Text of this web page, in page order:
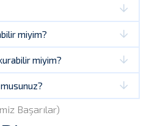
miyim?
miyim?
Başarılar)